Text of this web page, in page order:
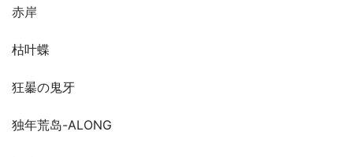
赤岸
枯叶蝶
狂曓の鬼牙
独年荒岛-ALONG